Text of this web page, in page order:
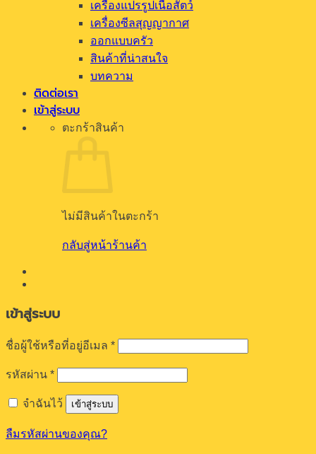
เครื่องแปรรูปเนื้อสัตว์
เครื่องซีลสุญญากาศ
ออกแบบครัว
สินค้าที่น่าสนใจ
บทความ
ติดต่อเรา
เข้าสู่ระบบ
ตะกร้าสินค้า
ไม่มีสินค้าในตะกร้า
กลับสู่หน้าร้านค้า
เข้าสู่ระบบ
ชื่อผู้ใช้หรือที่อยู่อีเมล *ต้องการ
รหัสผ่าน *ต้องการ
จำฉันไว้ เข้าสู่ระบบ
ลืมรหัสผ่านของคุณ?